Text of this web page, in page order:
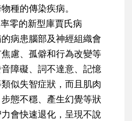
種的傳染疾病。
零的新型庫賈氏病
病患腦部及神經組織會
慮、孤僻和行為改變等
障礙、詞不達意、記憶
似失智症狀，而且肌肉
態不穩、產生幻覺等狀
會快速退化，呈現不說